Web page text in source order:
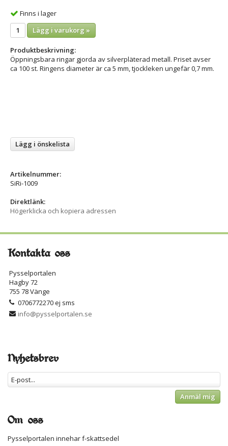
Finns i lager
Lägg i varukorg »
Produktbeskrivning:
Öppningsbara ringar gjorda av silverpläterad metall. Priset avser
ca 100 st. Ringens diameter är ca 5 mm, tjockleken ungefär 0,7 mm.
Lägg i önskelista
Artikelnummer:
SiRi-1009
Direktlänk:
Högerklicka och kopiera adressen
Kontakta oss
Pysselportalen
Hagby 72
755 78 Vänge
0706772270 ej sms
info@pysselportalen.se
Nyhetsbrev
Anmäl mig
Om oss
Pysselportalen innehar f-skattsedel